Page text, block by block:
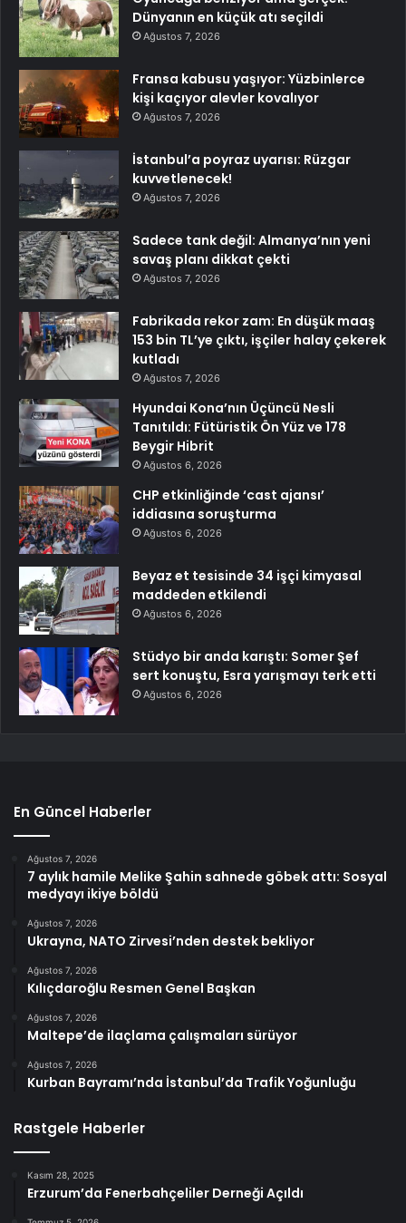
Dünyanın en küçük atı seçildi
Ağustos 7, 2026
Fransa kabusu yaşıyor: Yüzbinlerce
kişi kaçıyor alevler kovalıyor
Ağustos 7, 2026
İstanbul’a poyraz uyarısı: Rüzgar
kuvvetlenecek!
Ağustos 7, 2026
Sadece tank değil: Almanya’nın yeni
savaş planı dikkat çekti
Ağustos 7, 2026
Fabrikada rekor zam: En düşük maaş
153 bin TL’ye çıktı, işçiler halay çekerek
kutladı
Ağustos 7, 2026
Hyundai Kona’nın Üçüncü Nesli
Tanıtıldı: Fütüristik Ön Yüz ve 178
Beygir Hibrit
Ağustos 6, 2026
CHP etkinliğinde ‘cast ajansı’
iddiasına soruşturma
Ağustos 6, 2026
Beyaz et tesisinde 34 işçi kimyasal
maddeden etkilendi
Ağustos 6, 2026
Stüdyo bir anda karıştı: Somer Şef
sert konuştu, Esra yarışmayı terk etti
Ağustos 6, 2026
En Güncel Haberler
Ağustos 7, 2026
7 aylık hamile Melike Şahin sahnede göbek attı: Sosyal
medyayı ikiye böldü
Ağustos 7, 2026
Ukrayna, NATO Zirvesi’nden destek bekliyor
Ağustos 7, 2026
Kılıçdaroğlu Resmen Genel Başkan
Ağustos 7, 2026
Maltepe’de ilaçlama çalışmaları sürüyor
Ağustos 7, 2026
Kurban Bayramı’nda İstanbul’da Trafik Yoğunluğu
Rastgele Haberler
Kasım 28, 2025
Erzurum’da Fenerbahçeliler Derneği Açıldı